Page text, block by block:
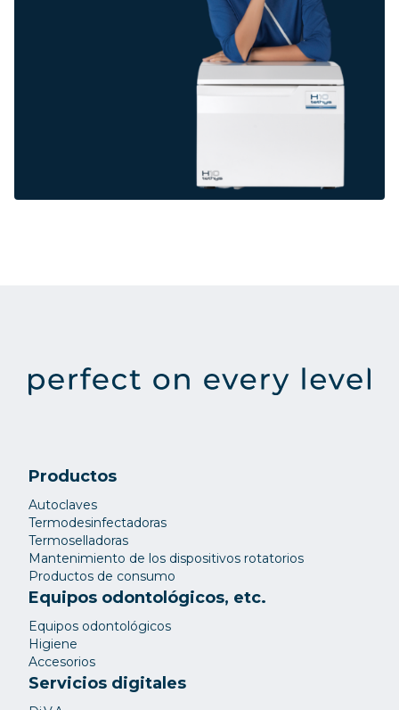
Productos
Autoclaves
Termodesinfectadoras
Termoselladoras
Mantenimiento de los dispositivos rotatorios
Productos de consumo
Equipos odontológicos, etc.
Equipos odontológicos
Higiene
Accesorios
Servicios digitales